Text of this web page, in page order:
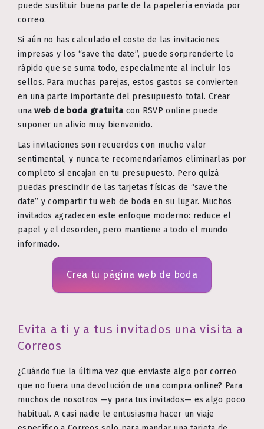
puede sustituir buena parte de la papelería enviada por
correo.
Si aún no has calculado el coste de las invitaciones
impresas y los “save the date”, puede sorprenderte lo
rápido que se suma todo, especialmente al incluir los
sellos. Para muchas parejas, estos gastos se convierten
en una parte importante del presupuesto total. Crear
unaweb de boda gratuita con RSVP online puede
suponer un alivio muy bienvenido.
Las invitaciones son recuerdos con mucho valor
sentimental, y nunca te recomendaríamos eliminarlas por
completo si encajan en tu presupuesto. Pero quizá
puedas prescindir de las tarjetas físicas de “save the
date” y compartir tu web de boda en su lugar. Muchos
invitados agradecen este enfoque moderno: reduce el
papel y el desorden, pero mantiene a todo el mundo
informado.
Crea tu página web de boda
Evita a ti y a tus invitados una visita a
Correos
¿Cuándo fue la última vez que enviaste algo por correo
que no fuera una devolución de una compra online? Para
muchos de nosotros —y para tus invitados— es algo poco
habitual. A casi nadie le entusiasma hacer un viaje